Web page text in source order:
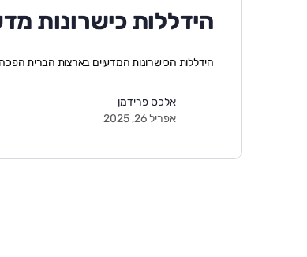
הידללות כישרונות
הידללות הכישרונות המדעיים בארצות הברית
אלכס פרידמן
אפריל 26, 2025